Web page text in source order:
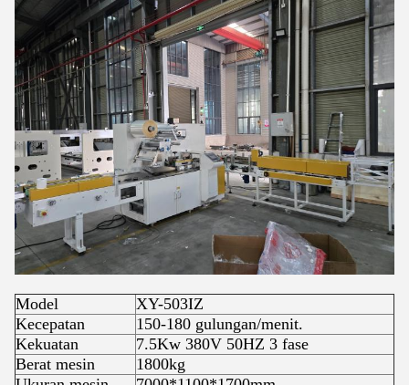
Model
XY-503IZ
Kecepatan
150-180 gulungan/menit.
Kekuatan
7.5Kw 380V 50HZ 3 fase
Berat mesin
1800kg